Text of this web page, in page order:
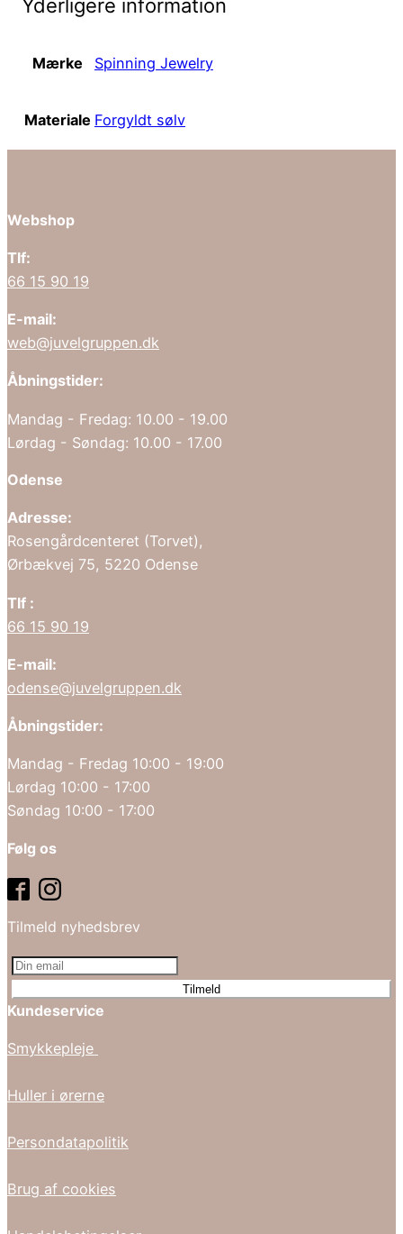
Yderligere information
Mærke Spinning Jewelry
Materiale Forgyldt sølv
Webshop
Tlf:
66 15 90 19
E-mail:
web@juvelgruppen.dk
Åbningstider:
Mandag - Fredag: 10.00 - 19.00
Lørdag - Søndag: 10.00 - 17.00
Odense
Adresse:
Rosengårdcenteret (Torvet),
Ørbækvej 75, 5220 Odense
Tlf :
66 15 90 19
E-mail:
odense@juvelgruppen.dk
Åbningstider:
Mandag - Fredag 10:00 - 19:00
Lørdag 10:00 - 17:00
Søndag 10:00 - 17:00
Følg os
Tilmeld nyhedsbrev
Tilmeld
Kundeservice
Smykkepleje
Huller i ørerne
Persondatapolitik
Brug af cookies